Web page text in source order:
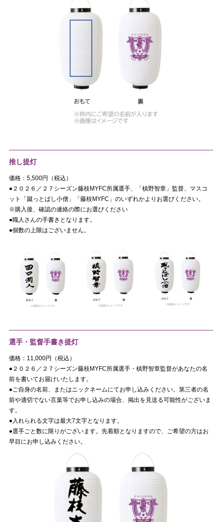
推し提灯
価格：5,500円（税込）
●２０２６／２７シーズン藤枝MYFC所属選手、「槙野智章」監督、マスコ
ット「蹴っとばし小僧」「藤枝MYFC」のいずれかよりお選びください。
※購入後、確認の連絡の際にお選びください
●職人さんの手書きとなります。
●個数の上限はございません。
選手・監督手書き提灯
価格：11,000円（税込）
●２０２６／２７シーズン藤枝MYFC所属選手・槙野智章監督があなたの名
前を書いてお届けいたします。
●ご自身の名前、またはニックネームにてお申し込みください。第三者の名
前や適切でない言葉等でお申し込みの場合、掲出を見送る可能性がございま
す。
●入れられる文字は最大7文字となります。
●選手ごと数に限りがございます。先着順となりますので、ご希望の方はお
早目にお申し込みください。